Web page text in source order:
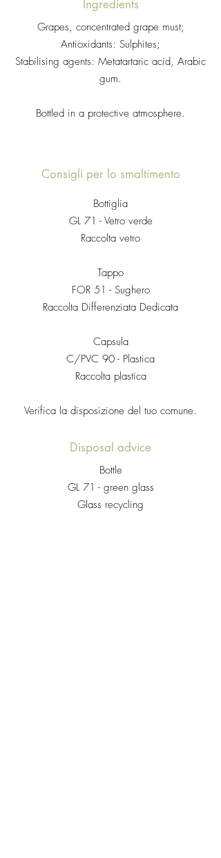
Ingredients
Grapes, concentrated grape must;
Antioxidants: Sulphites;
Stabilising agents: Metatartaric acid, Arabic
gum.
Bottled in a protective atmosphere.
Consigli per lo smaltimento
Bottiglia
GL 71 - Vetro verde
Raccolta vetro
Tappo
FOR 51 - Sughero
Raccolta Differenziata Dedicata
Capsula
C/PVC 90 - Plastica
Raccolta plastica
Verifica la disposizione del tuo comune.
Disposal advice
Bottle
GL 71 - green glass
Glass recycling